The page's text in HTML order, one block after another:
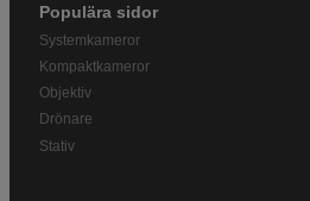
Populära sidor
Systemkameror
Kompaktkameror
Objektiv
Drönare
Stativ